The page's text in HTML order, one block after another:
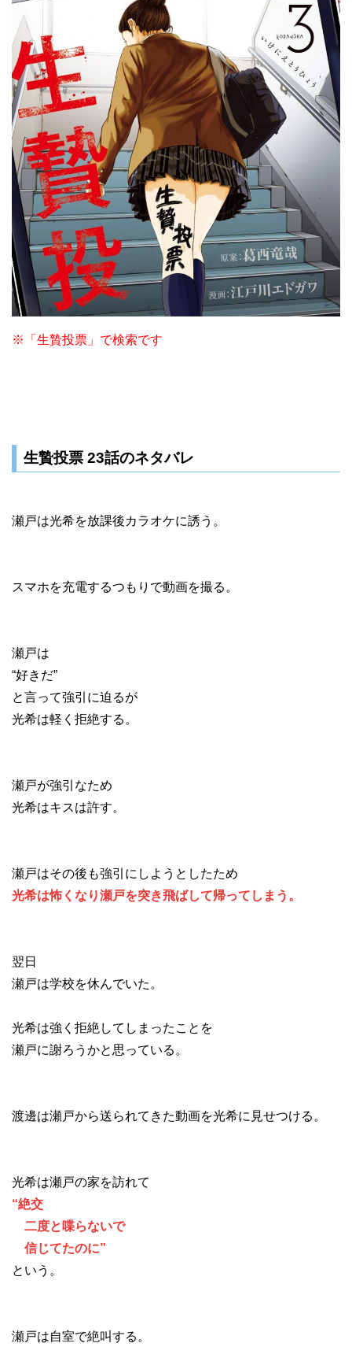
※「生贄投票」で検索です
生贄投票 23話のネタバレ
瀬戸は光希を放課後カラオケに誘う。
スマホを充電するつもりで動画を撮る。
瀬戸は
“好きだ”
と言って強引に迫るが
光希は軽く拒絶する。
瀬戸が強引なため
光希はキスは許す。
瀬戸はその後も強引にしようとしたため
光希は怖くなり瀬戸を突き飛ばして帰ってしまう。
翌日
瀬戸は学校を休んでいた。
光希は強く拒絶してしまったことを
瀬戸に謝ろうかと思っている。
渡邊は瀬戸から送られてきた動画を光希に見せつける。
光希は瀬戸の家を訪れて
“絶交
二度と喋らないで
信じてたのに”
という。
瀬戸は自室で絶叫する。